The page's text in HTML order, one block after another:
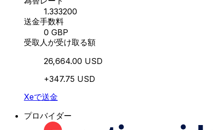
1.333200
送金手数料
0 GBP
受取人が受け取る額
26,664.00 USD
+347.75 USD
Xeで送金
プロバイダー